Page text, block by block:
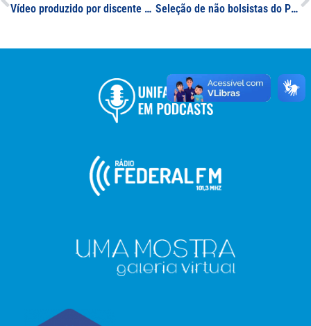
Vídeo produzido por discente da UNIFAL-MG é selecionado no Concurso Audiovisual da Andifes Seleção de não bolsistas do PET Farmácia